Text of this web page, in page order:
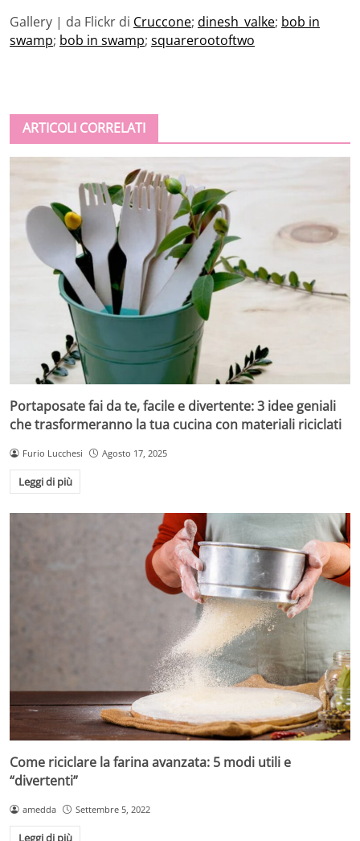
Gallery | da Flickr di Cruccone; dinesh_valke; bob in
swamp; bob in swamp; squarerootoftwo
ARTICOLI CORRELATI
Portaposate fai da te, facile e divertente: 3 idee geniali
che trasformeranno la tua cucina con materiali riciclati
Furio Lucchesi Agosto 17, 2025
Leggi di più
Come riciclare la farina avanzata: 5 modi utili e
“divertenti”
amedda Settembre 5, 2022
Leggi di più